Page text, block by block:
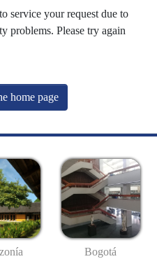
service your request due to
problems. Please try again
home page
Bogotá